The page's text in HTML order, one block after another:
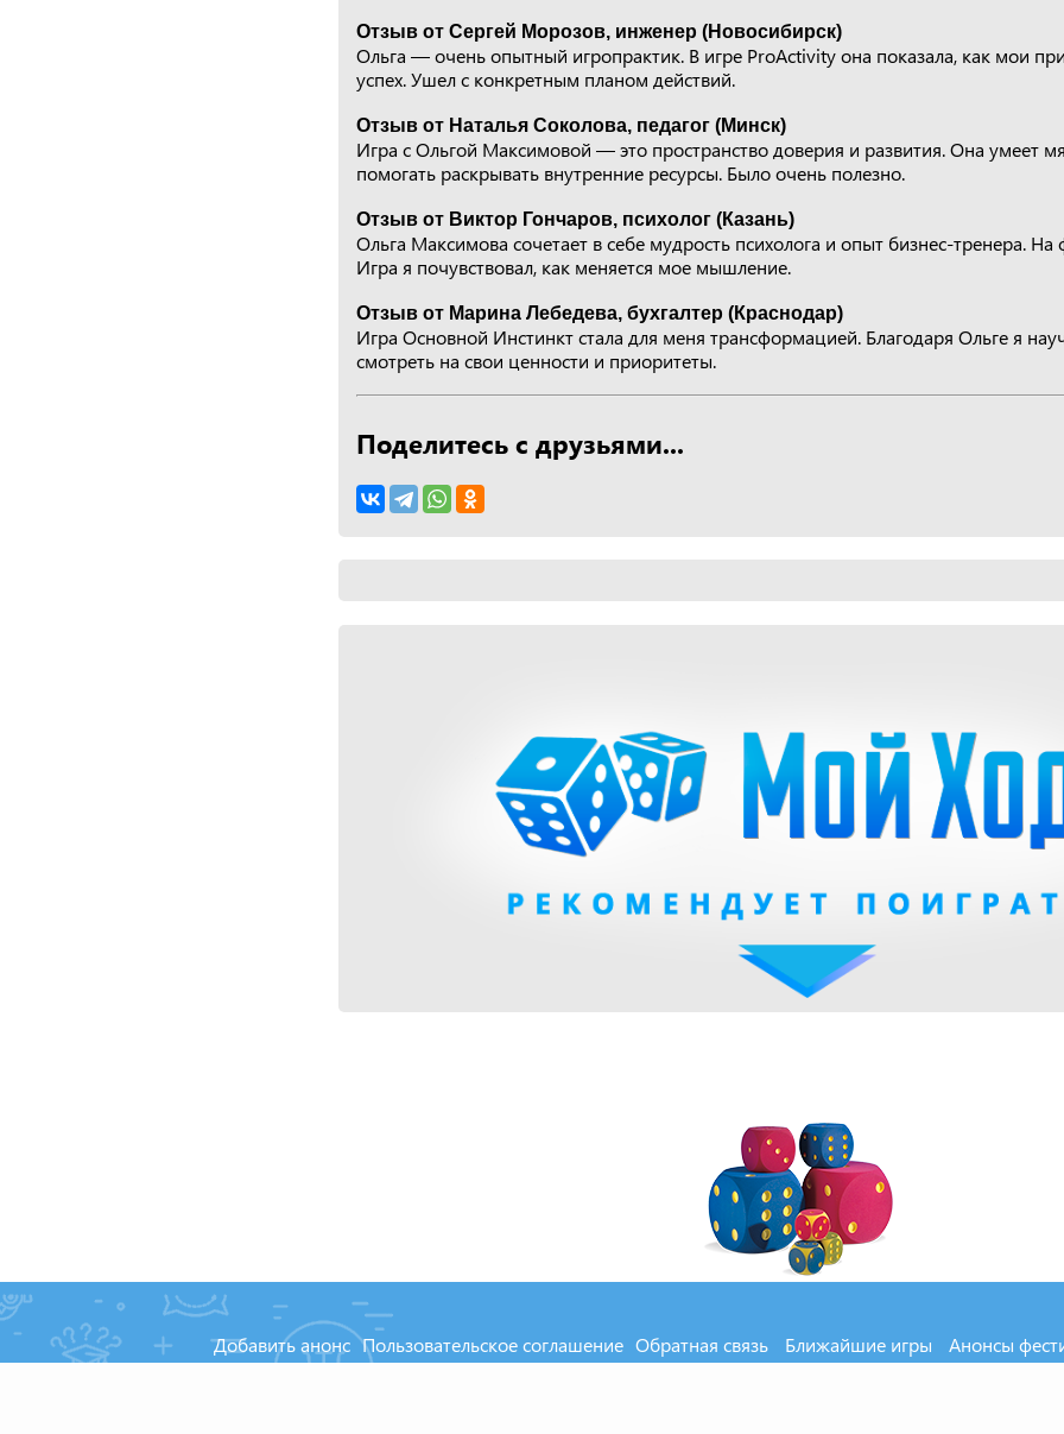
Отзыв от Сергей Морозов, инженер (Новосибирск)
Ольга — очень опытный игропрактик. В игре ProActivity она показала, как мои
успех. Ушел с конкретным планом действий.
Отзыв от Наталья Соколова, педагог (Минск)
Игра с Ольгой Максимовой — это пространство доверия и развития. Она умеет
помогать раскрывать внутренние ресурсы. Было очень полезно.
Отзыв от Виктор Гончаров, психолог (Казань)
Ольга Максимова сочетает в себе мудрость психолога и опыт бизнес-тренера. На
Игра я почувствовал, как меняется мое мышление.
Отзыв от Марина Лебедева, бухгалтер (Краснодар)
Игра Основной Инстинкт стала для меня трансформацией. Благодаря Ольге я
смотреть на свои ценности и приоритеты.
Поделитесь с друзьями...
Добавить анонс Пользовательское соглашение Обратная связь Ближайшие игры Анонсы